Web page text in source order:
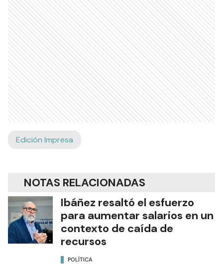
Edición Impresa
NOTAS RELACIONADAS
Ibáñez resaltó el esfuerzo
para aumentar salarios en un
contexto de caída de
recursos
POLÍTICA